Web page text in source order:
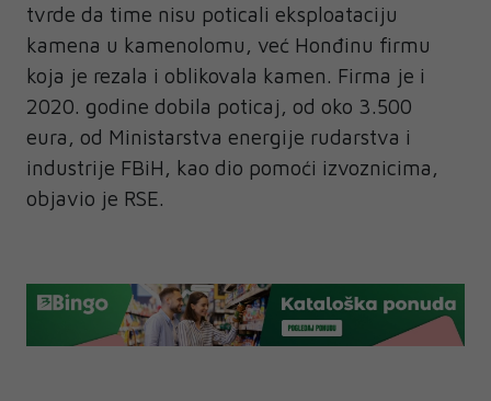
tvrde da time nisu poticali eksploataciju
kamena u kamenolomu, već Honđinu firmu
koja je rezala i oblikovala kamen. Firma je i
2020. godine dobila poticaj, od oko 3.500
eura, od Ministarstva energije rudarstva i
industrije FBiH, kao dio pomoći izvoznicima,
objavio je RSE.